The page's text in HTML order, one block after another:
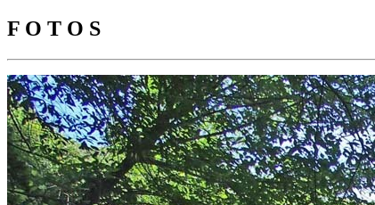
F O T O S